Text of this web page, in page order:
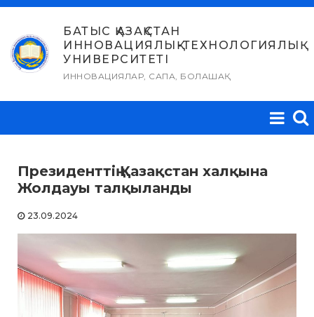
Skip
content
БАТЫС ҚАЗАҚСТАН
ИННОВАЦИЯЛЫҚ-ТЕХНОЛОГИЯЛЫҚ
УНИВЕРСИТЕТІ
ИННОВАЦИЯЛАР, САПА, БОЛАШАҚ
Президенттің Қазақстан халқына
Жолдауы талқыланды
23.09.2024